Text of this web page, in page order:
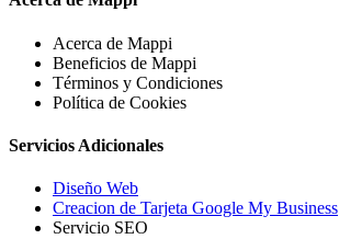
Acerca de Mappi
Beneficios de Mappi
Términos y Condiciones
Política de Cookies
Servicios Adicionales
Diseño Web
Creacion de Tarjeta Google My Business
Servicio SEO